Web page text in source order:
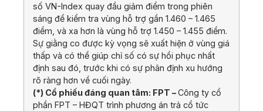
số VN-Index quay đầu giảm điểm trong phiên
sáng để kiểm tra vùng hỗ trợ gần 1.460 – 1.465
điểm, và xa hơn là vùng hỗ trợ 1.450 – 1.455 điểm.
Sự giằng co được kỳ vọng sẽ xuất hiện ở vùng giá
thấp và có thể giúp chỉ số có sự hồi phục nhất
định sau đó, trước khi có sự phân định xu hướng
rõ ràng hơn về cuối ngày.
(*) Cổ phiếu đáng quan tâm: FPT –Công ty cổ
phần FPT – HĐQT trình phương án trả cổ tức